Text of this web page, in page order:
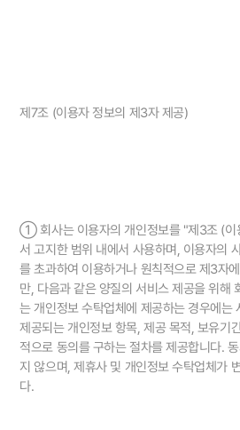
제7조 (이용자 정보의 제3자 제공)
① 회사는 이용자의 개인정보를 "제3조 (이
서 고지한 범위 내에서 사용하며, 이용자의
를 초과하여 이용하거나 원칙적으로 제3자
만, 다음과 같은 양질의 서비스 제공을 위해
는 개인정보 수탁업체에 제공하는 경우에는
제공되는 개인정보 항목, 제공 목적, 보유기
적으로 동의를 구하는 절차를 제공합니다.
지 않으며, 제휴사 및 개인정보 수탁업체가
다.